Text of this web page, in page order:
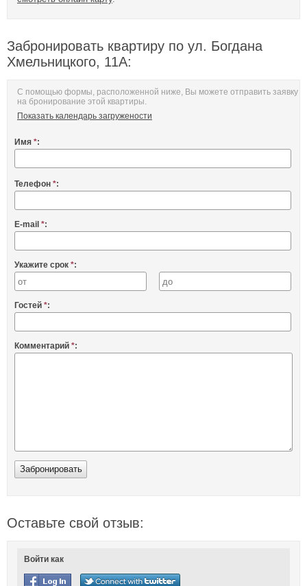
Забронировать квартиру по ул. Богдана
Хмельницкого, 11А:
С помощью формы, расположенной ниже, Вы можете отправить заявку
на бронирование этой квартиры.
Показать календарь загружености
Имя *:
Телефон *:
E-mail *:
Укажите срок *:
Гостей *:
Комментарий *:
Оставьте свой отзыв:
Войти как